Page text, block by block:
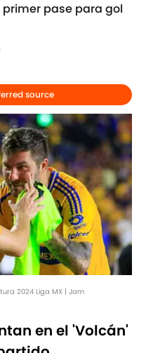
primer pase para gol
source
2024 Liga MX | Jam
en el 'Volcán'